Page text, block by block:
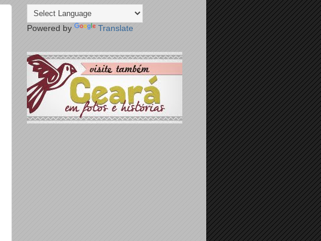
Powered by Translate